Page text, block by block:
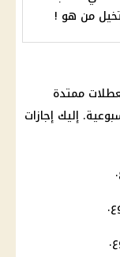
من هو !
ممتدة
إليك إجازات